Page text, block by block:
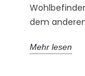
dem
Mehr lesen